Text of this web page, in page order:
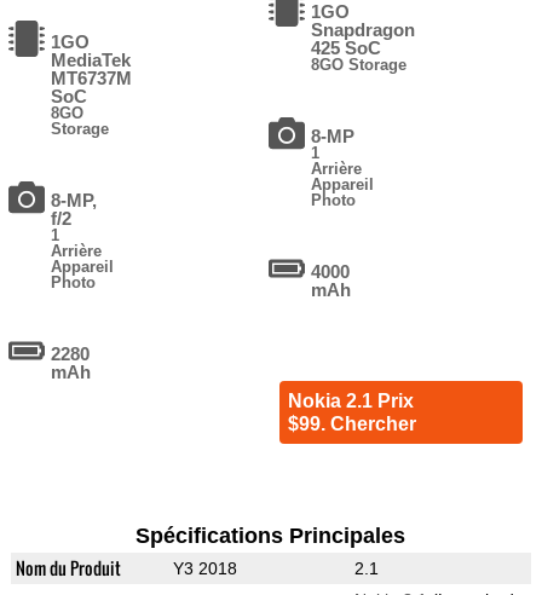
1GO
MediaTek
MT6737M
SoC
8GO
Storage
8-MP,
f/2
1
Arrière
Appareil
Photo
2280
mAh
1GO
Snapdragon
425 SoC
8GO Storage
8-MP
1
Arrière
Appareil
Photo
4000
mAh
Nokia 2.1 Prix
$99. Chercher
Spécifications Principales
Nom du Produit Y3 2018 2.1